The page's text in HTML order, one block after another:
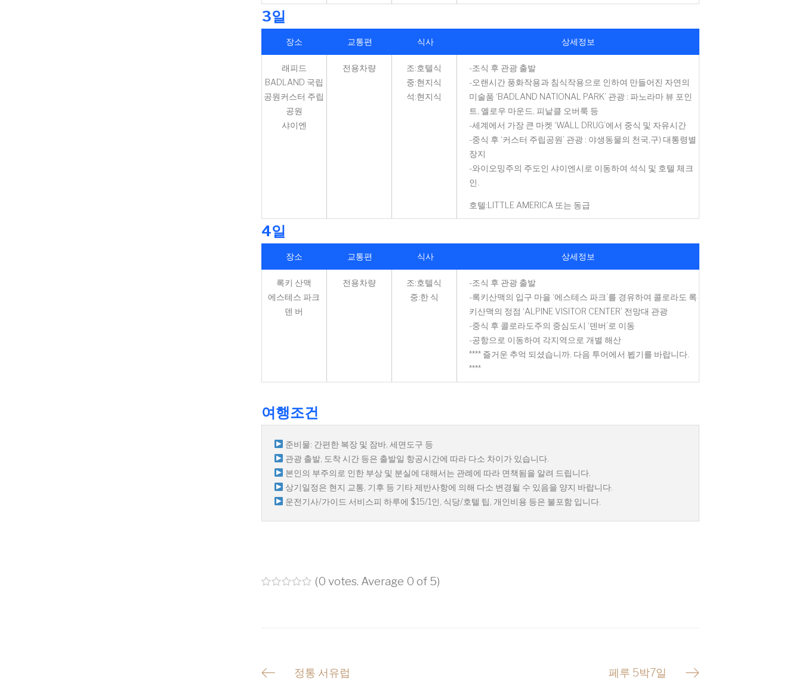
3일
장소 교통편 식사 상세정보
래피드
BADLAND 국립
공원커스터 주립
공원
샤이엔
전용차량
조:호텔식
중:현지식
석:현지식
-조식 후 관광 출발
-오랜시간 풍화작용과 침식작용으로 인하여 만들어진 자연의
미술품 ‘BADLAND NATIONAL PARK’ 관광 : 파노라마 뷰 포인
트, 옐로우 마운드, 피낱클 오버룩 등
-세계에서 가장 큰 마켓 ‘WALL DRUG’에서 중식 및 자유시간
-중식 후 ‘커스터 주립공원’ 관광 : 야생동물의 천국,구) 대통령별
장지
-와이오밍주의 주도인 샤이엔시로 이동하여 석식 및 호텔 체크
인.
호텔:LITTLE AMERICA 또는 동급
4일
장소 교통편 식사 상세정보
록키 산맥
에스테스 파크
덴 버
전용차량
조:호텔식
중:한 식
-조식 후 관광 출발
-록키산맥의 입구 마을 ‘에스테스 파크’를 경유하여 콜로라도 록
키산맥의 정점 ‘ALPINE VISITOR CENTER’ 전망대 관광
-중식 후 콜로라도주의 중심도시 ‘덴버’로 이동
-공항으로 이동하여 각지역으로 개별 해산
**** 즐거운 추억 되셨습니까. 다음 투어에서 뵙기를 바랍니다.
****
여행조건
준비물: 간편한 복장 및 잠바, 세면도구 등
관광 출발, 도착 시간 등은 출발일 항공시간에 따라 다소 차이가 있습니다.
본인의 부주의로 인한 부상 및 분실에 대해서는 관례에 따라 면책됨을 알려 드립니다.
상기일정은 현지 교통, 기후 등 기타 제반사항에 의해 다소 변경될 수 있음을 양지 바랍니다.
운전기사/가이드 서비스피 하루에 $15/1인, 식당/호텔 팁, 개인비용 등은 불포함 입니다.
(0 votes. Average 0 of 5)
P 정통 서유럽 페루 5박7일